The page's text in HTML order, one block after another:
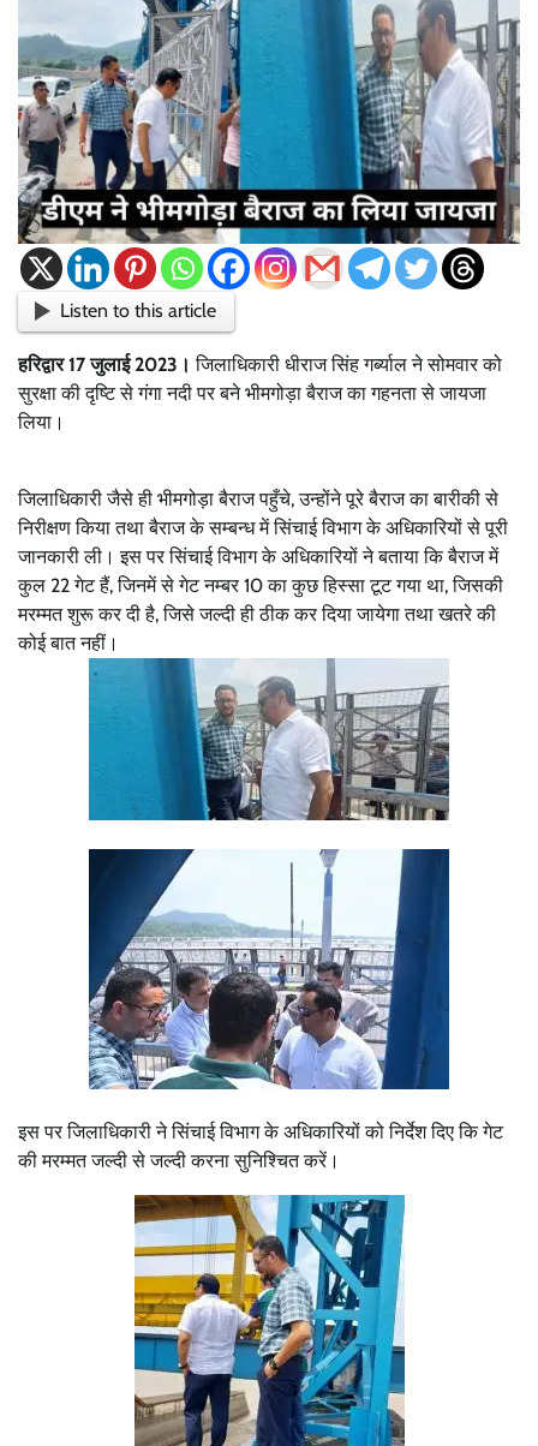
Listen to this article
हरिद्वार 17 जुलाई 2023। जिलाधिकारी धीराज सिंह गर्ब्याल ने सोमवार को
सुरक्षा की दृष्टि से गंगा नदी पर बने भीमगोड़ा बैराज का गहनता से जायजा
लिया।
जिलाधिकारी जैसे ही भीमगोड़ा बैराज पहुँचे, उन्होंने पूरे बैराज का बारीकी से
निरीक्षण किया तथा बैराज के सम्बन्ध में सिंचाई विभाग के अधिकारियों से पूरी
जानकारी ली। इस पर सिंचाई विभाग के अधिकारियों ने बताया कि बैराज में
कुल 22 गेट हैं, जिनमें से गेट नम्बर 10 का कुछ हिस्सा टूट गया था, जिसकी
मरम्मत शुरू कर दी है, जिसे जल्दी ही ठीक कर दिया जायेगा तथा खतरे की
कोई बात नहीं।
इस पर जिलाधिकारी ने सिंचाई विभाग के अधिकारियों को निर्देश दिए कि गेट
की मरम्मत जल्दी से जल्दी करना सुनिश्चित करें।